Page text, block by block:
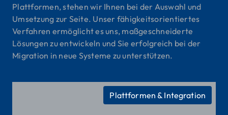
Plattformen, stehen wir Ihnen bei der Auswahl und
Umsetzung zur Seite. Unser fähigkeitsorientiertes
Verfahren ermöglicht es uns, maßgeschneiderte
Lösungen zu entwickeln und Sie erfolgreich bei der
Migration in neue Systeme zu unterstützen.
Plattformen & Integration